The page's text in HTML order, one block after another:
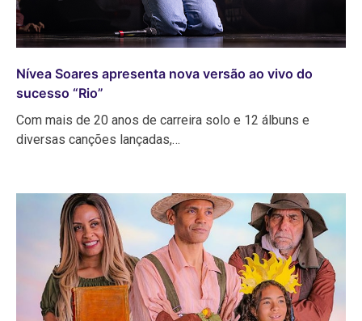
Nívea Soares apresenta nova versão ao vivo do
sucesso “Rio”
Com mais de 20 anos de carreira solo e 12 álbuns e
diversas canções lançadas,…